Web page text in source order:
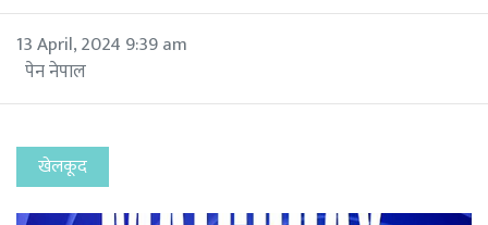
13 April, 2024 9:39 am
पेन नेपाल
खेलकूद